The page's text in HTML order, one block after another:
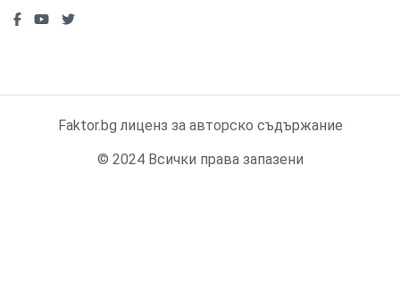
Faktor.bg лиценз за авторско съдържание
© 2024 Всички права запазени